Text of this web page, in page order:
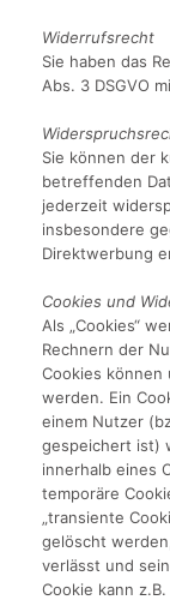
Widerrufsrecht
Sie haben das
Abs. 3 DSGVO
Sie können der
betreffenden
jederzeit
insbesondere
Direktwerbung
Cookies und
Als „Cookies“
Rechnern der
Cookies können
werden. Ein
einem Nutzer
gespeichert ist)
innerhalb eines
temporäre
„transiente
gelöscht
verlässt und
Cookie kann